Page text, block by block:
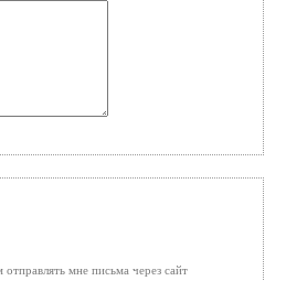
мне письма через сайт